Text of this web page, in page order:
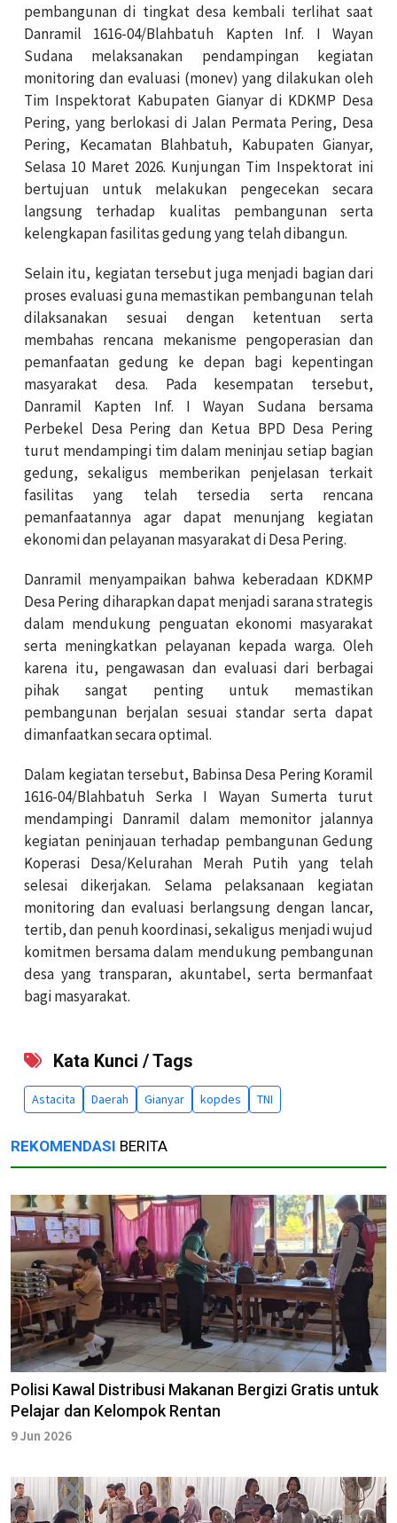
pembangunan di tingkat desa kembali terlihat saat
Danramil 1616-04/Blahbatuh Kapten Inf. I Wayan
Sudana melaksanakan pendampingan kegiatan
monitoring dan evaluasi (monev) yang dilakukan oleh
Tim Inspektorat Kabupaten Gianyar di KDKMP Desa
Pering, yang berlokasi di Jalan Permata Pering, Desa
Pering, Kecamatan Blahbatuh, Kabupaten Gianyar,
Selasa 10 Maret 2026. Kunjungan Tim Inspektorat ini
bertujuan untuk melakukan pengecekan secara
langsung terhadap kualitas pembangunan serta
kelengkapan fasilitas gedung yang telah dibangun.
Selain itu, kegiatan tersebut juga menjadi bagian dari
proses evaluasi guna memastikan pembangunan telah
dilaksanakan sesuai dengan ketentuan serta
membahas rencana mekanisme pengoperasian dan
pemanfaatan gedung ke depan bagi kepentingan
masyarakat desa. Pada kesempatan tersebut,
Danramil Kapten Inf. I Wayan Sudana bersama
Perbekel Desa Pering dan Ketua BPD Desa Pering
turut mendampingi tim dalam meninjau setiap bagian
gedung, sekaligus memberikan penjelasan terkait
fasilitas yang telah tersedia serta rencana
pemanfaatannya agar dapat menunjang kegiatan
ekonomi dan pelayanan masyarakat di Desa Pering.
Danramil menyampaikan bahwa keberadaan KDKMP
Desa Pering diharapkan dapat menjadi sarana strategis
dalam mendukung penguatan ekonomi masyarakat
serta meningkatkan pelayanan kepada warga. Oleh
karena itu, pengawasan dan evaluasi dari berbagai
pihak sangat penting untuk memastikan
pembangunan berjalan sesuai standar serta dapat
dimanfaatkan secara optimal.
Dalam kegiatan tersebut, Babinsa Desa Pering Koramil
1616-04/Blahbatuh Serka I Wayan Sumerta turut
mendampingi Danramil dalam memonitor jalannya
kegiatan peninjauan terhadap pembangunan Gedung
Koperasi Desa/Kelurahan Merah Putih yang telah
selesai dikerjakan. Selama pelaksanaan kegiatan
monitoring dan evaluasi berlangsung dengan lancar,
tertib, dan penuh koordinasi, sekaligus menjadi wujud
komitmen bersama dalam mendukung pembangunan
desa yang transparan, akuntabel, serta bermanfaat
bagi masyarakat.
Kata Kunci / Tags
Astacita Daerah Gianyar kopdes TNI
REKOMENDASI BERITA
Polisi Kawal Distribusi Makanan Bergizi Gratis untuk
Pelajar dan Kelompok Rentan
9 Jun 2026